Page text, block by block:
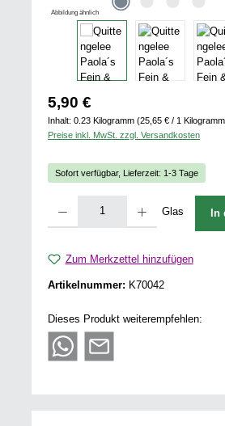
Abbildung ähnlich
Regulärer Preis:
5,90 €
Inhalt:0.23 Kilogramm(25,65 € / 1
Preise inkl. MwSt. zzgl. Versandkosten
Sofort verfügbar, Lieferzeit: 1-3 Tage
Glas In
Zum Merkzettel hinzufügen
Artikelnummer: K70042
Dieses Produkt weiterempfehlen: